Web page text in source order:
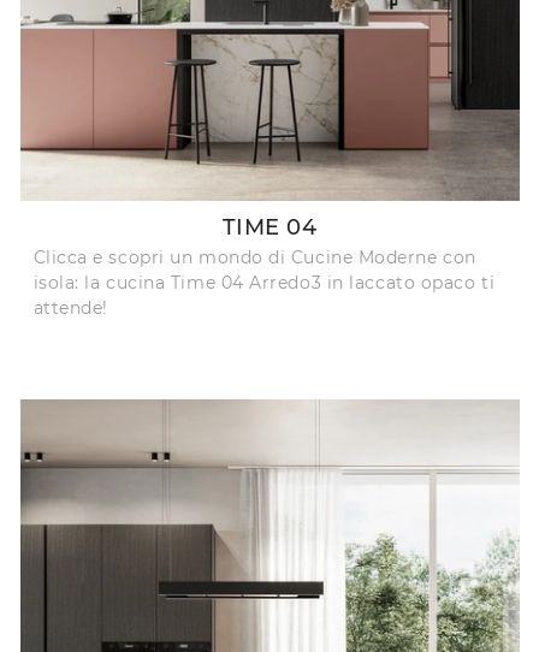
TIME 04
Clicca e scopri un mondo di Cucine Moderne con
isola: la cucina Time 04 Arredo3 in laccato opaco ti
attende!